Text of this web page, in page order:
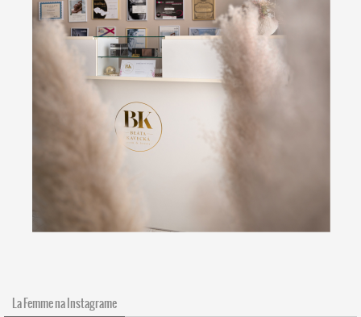
La Femme na Instagrame